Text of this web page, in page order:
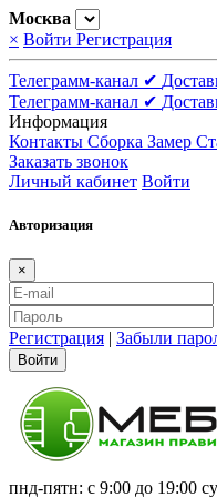
Москва
× Войти Регистрация
Телеграмм-канал ✔
Телеграмм-канал ✔
Информация
Контакты Сборка Замер
Заказать звонок
Личный кабинет Войти
Авторизация
×
Регистрация | Забыли
Войти
пнд-пятн: с 9:00 до 19:00